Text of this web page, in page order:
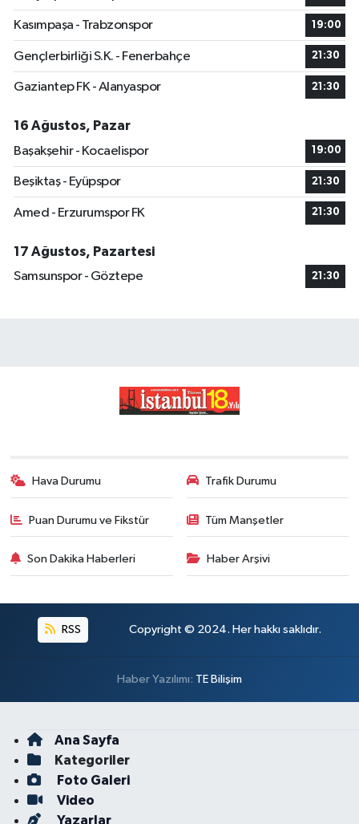
Kasımpaşa - Trabzonspor 19:00
Gençlerbirliği S.K. - Fenerbahçe 21:30
Gaziantep FK - Alanyaspor 21:30
16 Ağustos, Pazar
Başakşehir - Kocaelispor
19:00
Beşiktaş - Eyüpspor 21:30
Amed - Erzurumspor FK 21:30
17 Ağustos, Pazartesi
Samsunspor - Göztepe
21:30
Hava Durumu Trafik Durumu
Puan Durumu ve Fikstür Tüm Manşetler
Son Dakika Haberleri Haber Arşivi
RSS Copyright © 2024. Her hakkı saklıdır.
Haber Yazılımı: TE Bilişim
Ana Sayfa
Kategoriler
Foto Galeri
Video
Yazarlar